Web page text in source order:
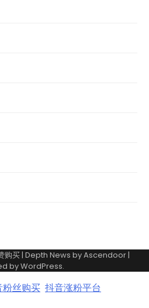
购买| Depth News byAscendoor|
byWordPress.
粉丝购买 抖音涨粉平台